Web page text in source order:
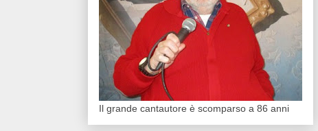
Il grande cantautore è scomparso a 86 anni